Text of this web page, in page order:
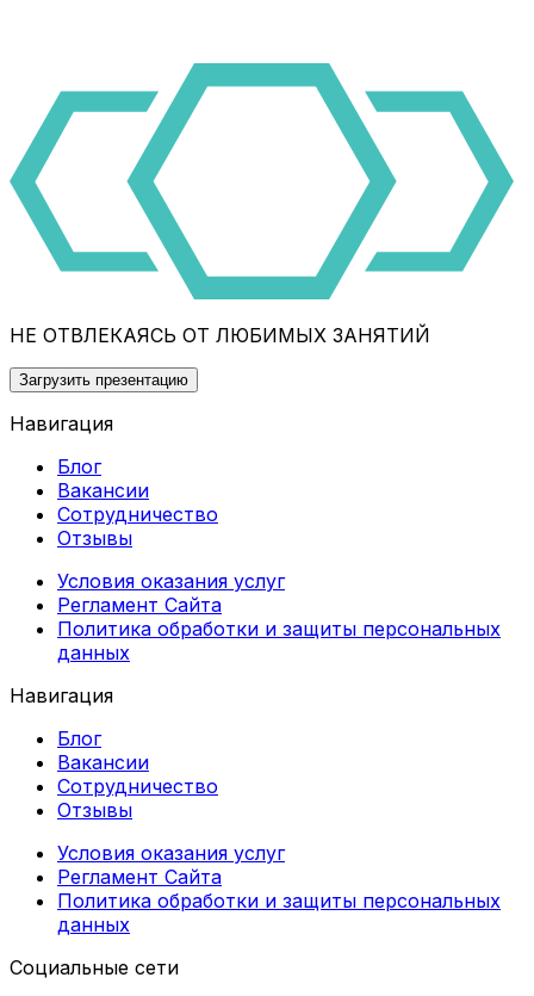
НЕ ОТВЛЕКАЯСЬ ОТ ЛЮБИМЫХ ЗАНЯТИЙ
Загрузить презентацию
Навигация
Блог
Вакансии
Сотрудничество
Отзывы
Условия оказания услуг
Регламент Сайта
Политика обработки и защиты персональных
данных
Навигация
Блог
Вакансии
Сотрудничество
Отзывы
Условия оказания услуг
Регламент Сайта
Политика обработки и защиты персональных
данных
Социальные сети